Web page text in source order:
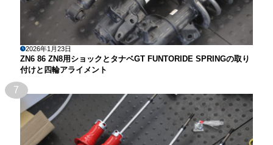
2026年1月23日
ZN6 86 ZN8用ショックとタナベGT FUNTORIDE SPRINGの取り
付けと四輪アライメント
7